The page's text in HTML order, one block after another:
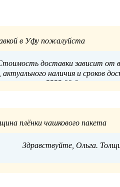
в Уфу пожалуйста
доставки зависит от
наличия и сроков
5555-22-3 или
плёнки чашкового пакета
Здравствуйте, Ольга.